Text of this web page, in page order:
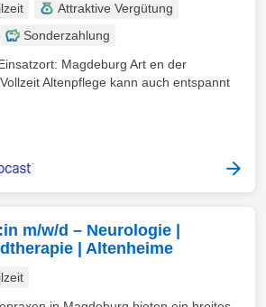
Attraktive Vergütung
Sonderzahlung
Magdeburg Art en der
Altenpflege kann auch entspannt
m/w/d – Neurologie |
| Altenheime